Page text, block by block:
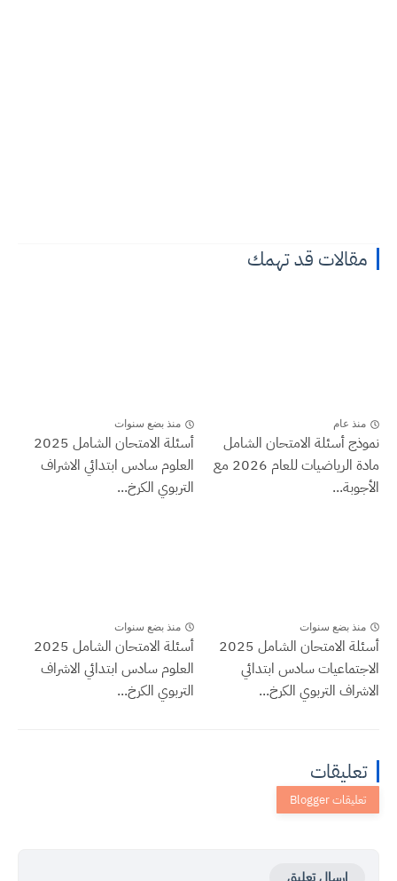
مقالات قد تهمك
منذ عام
نموذج أسئلة الامتحان الشامل
مادة الرياضيات للعام 2026 مع
الأجوبة...
منذ بضع سنوات
أسئلة الامتحان الشامل 2025
العلوم سادس ابتدائي الاشراف
التربوي الكرخ...
منذ بضع سنوات
أسئلة الامتحان الشامل 2025
الاجتماعيات سادس ابتدائي
الاشراف التربوي الكرخ...
منذ بضع سنوات
أسئلة الامتحان الشامل 2025
العلوم سادس ابتدائي الاشراف
التربوي الكرخ...
تعليقات